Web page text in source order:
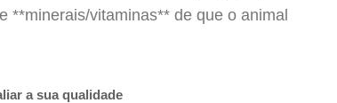
**minerais/vitaminas** de que o animal
a sua qualidade